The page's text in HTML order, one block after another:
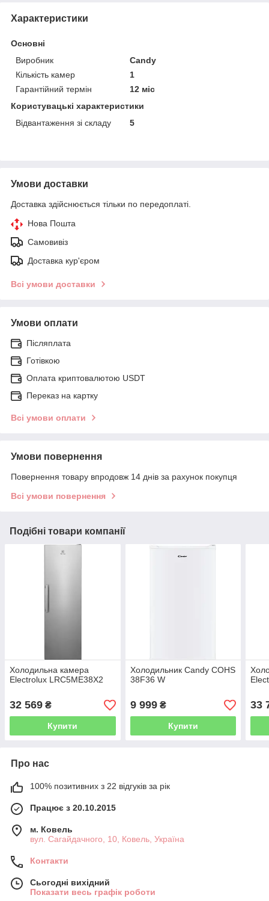
Характеристики
Основні
Виробник
Candy
Кількість камер
1
Гарантійний термін
12 міс
Користувацькi характеристики
Відвантаження зі складу
5
Умови доставки
Доставка здійснюється тільки по передоплаті.
Нова Пошта
Самовивіз
Доставка кур'єром
Всі умови доставки
Умови оплати
Післяплата
Готівкою
Оплата криптовалютою USDT
Переказ на картку
Всі умови оплати
Умови повернення
Повернення товару впродовж 14 днів за рахунок покупця
Всі умови повернення
Подібні товари компанії
Холодильна камера
Electrolux LRC5ME38X2
32 569 ₴
Купити
Холодильник Candy COHS
38F36 W
9 999₴
Купити
33
Про нас
100% позитивних з 22 відгуків за рік
Працює з 20.10.2015
м. Ковель
вул. Сагайдачного, 10, Ковель, Україна
Контакти
Сьогодні вихідний
Показати весь графік роботи